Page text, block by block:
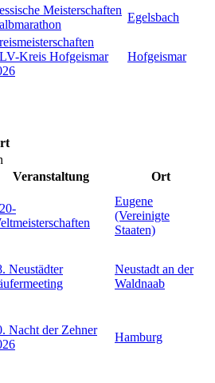
Meisterschaften
Egelsbach
Kreis Hofgeismar
Hofgeismar
Veranstaltung Ort
Eugene
(Vereinigte
Staaten)
Neustädter
Neustadt an der
Waldnaab
Nacht der Zehner
Hamburg